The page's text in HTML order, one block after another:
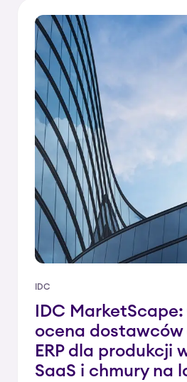
IDC
IDC
ocena
ERP dla produkcji
SaaS i chmury na